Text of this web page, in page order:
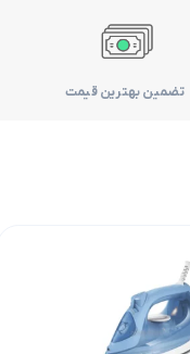
تضمین بهترین قیمت